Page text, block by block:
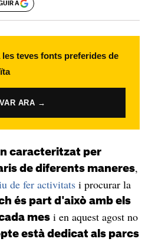
A
teves fonts preferides de
ARA →
caracteritzat per
de diferents maneres,
de fer activitatsi procurar la
és part d'això amb els
mesi en aquest agost no
està dedicat als parcs